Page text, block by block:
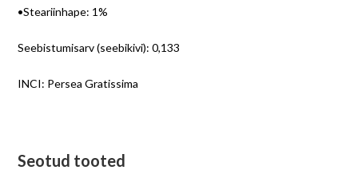
•Steariinhape: 1%
Seebistumisarv (seebikivi): 0,133
INCI: Persea Gratissima
Seotud tooted